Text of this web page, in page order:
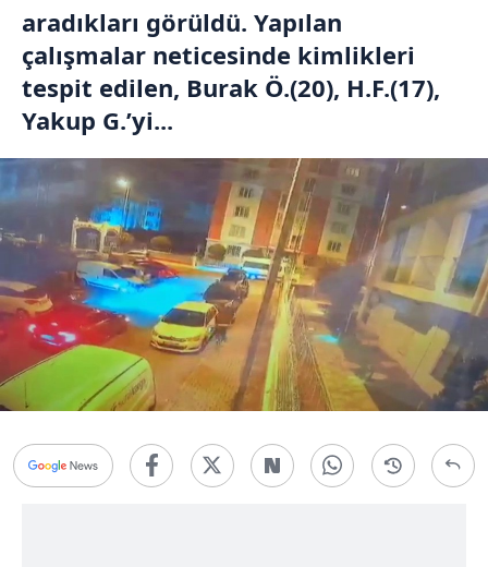
aradıkları görüldü. Yapılan
çalışmalar neticesinde kimlikleri
tespit edilen, Burak Ö.(20), H.F.(17),
Yakup G.’yi...